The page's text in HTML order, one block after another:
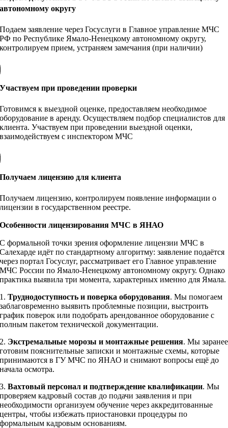
автономному округу
Подаем заявление через Госуслуги в Главное управление МЧС
РФ по Республике Ямало-Ненецкому автономному округу,
контролируем прием, устраняем замечания (при наличии)
Участвуем при проведении проверки
Готовимся к выездной оценке, предоставляем необходимое
оборудование в аренду. Осуществляем подбор специалистов для
клиента. Участвуем при проведении выездной оценки,
взаимодействуем с инспектором МЧС
Получаем лицензию для клиента
Получаем лицензию, контролируем появление информации о
лицензии в государственном реестре.
Особенности лицензирования МЧС в ЯНАО
С формальной точки зрения оформление лицензии МЧС в
Салехарде идёт по стандартному алгоритму: заявление подаётся
через портал Госуслуг, рассматривает его Главное управление
МЧС России по Ямало-Ненецкому автономному округу. Однако
практика выявила три момента, характерных именно для Ямала.
1.Труднодоступность и поверка оборудования. Мы помогаем
заблаговременно выявить проблемные позиции, выстроить
график поверок или подобрать арендованное оборудование с
полным пакетом технической документации.
2. Экстремальные морозы и монтажные решения. Мы заранее
готовим пояснительные записки и монтажные схемы, которые
принимаются в ГУ МЧС по ЯНАО и снимают вопросы ещё до
начала осмотра.
3.Вахтовый персонал и подтверждение квалификации. Мы
проверяем кадровый состав до подачи заявления и при
необходимости организуем обучение через аккредитованные
центры, чтобы избежать приостановки процедуры по
формальным кадровым основаниям.